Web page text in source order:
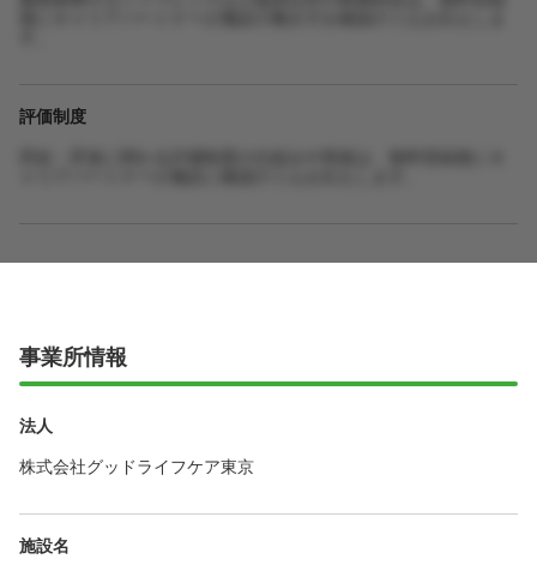
評価制度
事業所情報
法人
株式会社グッドライフケア東京
施設名